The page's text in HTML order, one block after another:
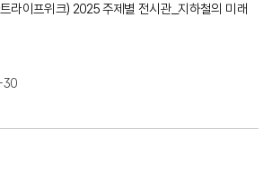
라이프위크) 2025 주제별 전시관_지하철의 미래